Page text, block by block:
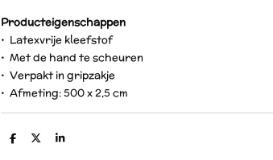
Producteigenschappen
• Latexvrije kleefstof
• Met de hand te scheuren
• Verpakt in gripzakje
• Afmeting: 500 x 2,5 cm
D
D
S